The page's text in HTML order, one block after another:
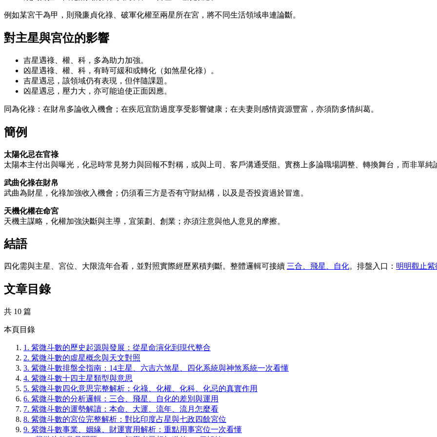
例如某宮干為甲，則飛廉貞化祿、破軍化權至兩星所在宮，將不同生活領域串連論斷。
對主星與宮位的影響
吉星遇祿、權、科，多為助力加強。
凶星遇祿、權、科，有時可緩和或轉化（如煞星化祿）。
吉星遇忌，該領域仍有表現，但伴隨課題。
凶星遇忌，壓力大，亦可能迫使正面因應。
同為化祿：在財帛多論收入機會；在疾厄宜防過度享受影響健康；在夫妻則感情資源豐富，亦須防多情糾葛。
簡例
太陽化忌在官祿
太陽本主付出與曝光，化忌時常見努力與回報不對稱，或與上司、客戶溝通受阻。實務上多論職場調整、轉換舞台，而非單純
武曲化祿在財帛
武曲為財星，化祿加強收入機會；仍須看三方是否有守財結構，以及是否投資過於冒進。
天機化權在命宮
天機主謀略，化權加強決斷與主導，宜策劃、創業；亦須注意與他人意見的摩擦。
結語
四化需與主星、宮位、大限流年合看，並對照實際經歷累積判斷。整體邏輯可接續 三合、飛星、自化。排盤入口： 明明觀止
文章目錄
共 10 篇
本頁目錄
1. 紫微斗數的歷史起源與發展：從星命演化到現代整合
2. 紫微斗數的虛星概念與天文對照
3. 紫微斗數排盤全指南：14主星、六吉六煞星、四化系統與神煞系統一次看懂
4. 紫微斗數十四主星類型與意思
5. 紫微斗數四化意思完整解析：化祿、化權、化科、化忌的真實作用
6. 紫微斗數的分析邏輯：三合、飛星、自化的差別與運用
7. 紫微斗數的運勢解讀：本命、大運、流年、流月怎麼看
8. 紫微斗數的宮位完整解析：對比印度占星與七政四餘宮位
9. 紫微斗數事業、姻緣、財運實用解析：重點用事宮位一次看懂